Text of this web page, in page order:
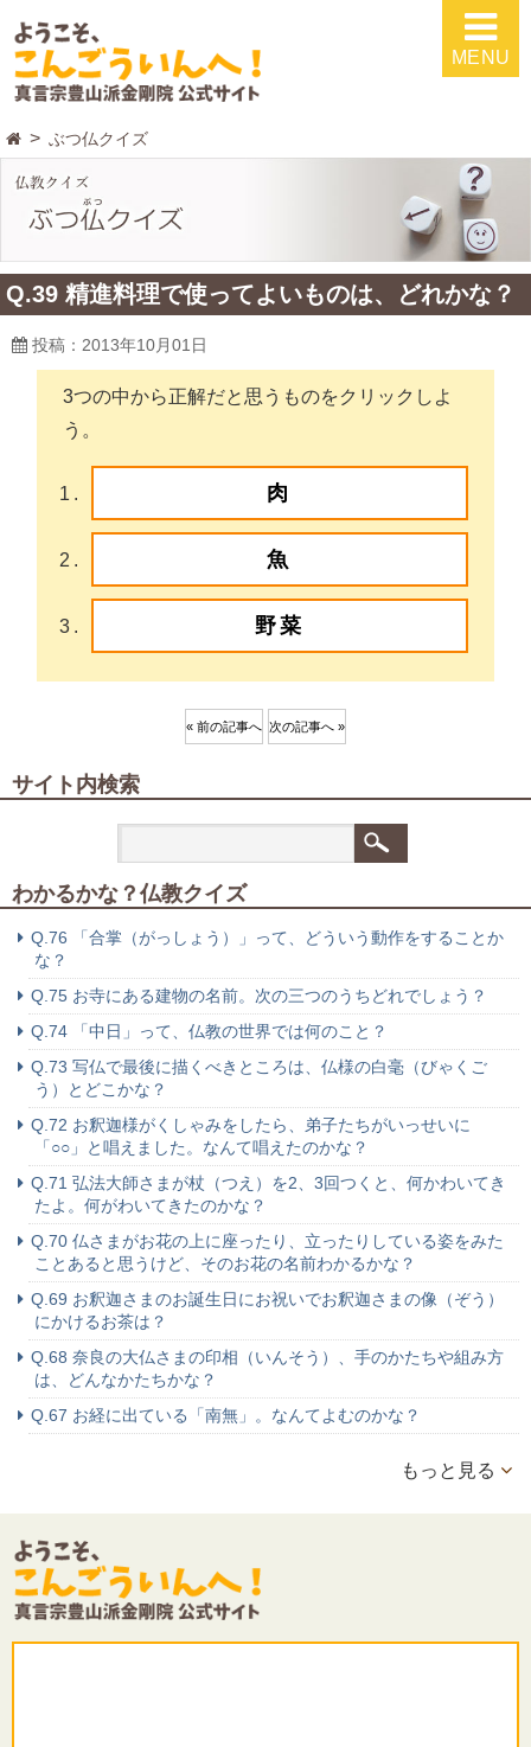
MENU
ぶつ仏クイズ
Q.39 精進料理で使ってよいものは、どれかな？
投稿：2013年10月01日
3つの中から正解だと思うものをクリックしよ
う。
肉
魚
野菜
« 前の記事へ 次の記事へ »
サイト内検索
わかるかな？仏教クイズ
Q.76 「合掌（がっしょう）」って、どういう動作をすることか
な？
Q.75 お寺にある建物の名前。次の三つのうちどれでしょう？
Q.74 「中日」って、仏教の世界では何のこと？
Q.73 写仏で最後に描くべきところは、仏様の白毫（びゃくご
う）とどこかな？
Q.72 お釈迦様がくしゃみをしたら、弟子たちがいっせいに
「○○」と唱えました。なんて唱えたのかな？
Q.71 弘法大師さまが杖（つえ）を2、3回つくと、何かわいてき
たよ。何がわいてきたのかな？
Q.70 仏さまがお花の上に座ったり、立ったりしている姿をみた
ことあると思うけど、そのお花の名前わかるかな？
Q.69 お釈迦さまのお誕生日にお祝いでお釈迦さまの像（ぞう）
にかけるお茶は？
Q.68 奈良の大仏さまの印相（いんそう）、手のかたちや組み方
は、どんなかたちかな？
Q.67 お経に出ている「南無」。なんてよむのかな？
もっと見る